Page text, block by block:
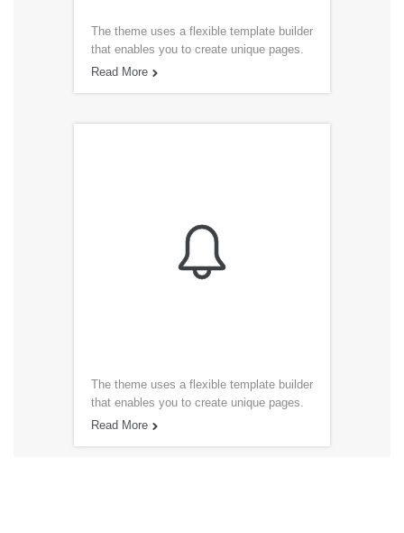
The theme uses a flexible template builder
that enables you to create unique pages.
Read More 

The theme uses a flexible template builder
that enables you to create unique pages.
Read More 